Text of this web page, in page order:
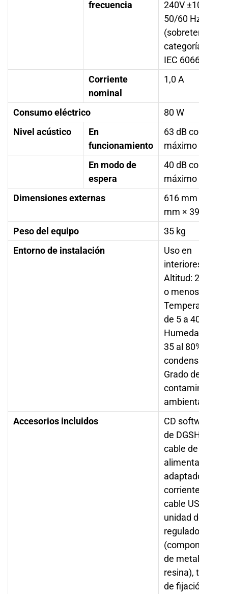
frecuencia
240V ±10%,
50/60 Hz
(sobretensión
categoría: II,
IEC 60664-1)
Corriente
nominal
1,0 A
Consumo eléctrico
80 W
Nivel acústico
En
funcionamiento
63 dB como
máximo
En modo de
espera
40 dB como
máximo
Dimensiones externas
616 mm × 587
mm × 390 mm
Peso del equipo
35 kg
Entorno de instalación
Uso en
interiores,
Altitud: 2000 m
o menos,
Temperatura
de 5 a 40 °C,
Humedad del
35 al 80% (sin
condensación),
Grado de
contaminación
ambiental 2
Accesorios incluidos
CD software
de DGSHAPE,
cable de
alimentación,
adaptador de
corriente,
cable USB,
unidad de cono
regulador
(componentes
de metal /
resina), tornillo
de fijación de